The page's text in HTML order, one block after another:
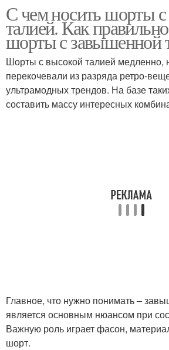
С чем носить шорты
талией. Как
шорты с завышенной
Шорты с высокой талией медленно,
перекочевали из разряда ретро-
ультрамодных трендов. На базе
составить массу интересных
Главное, что нужно понимать –
является основным нюансом при
Важную роль играет фасон,
шорт.